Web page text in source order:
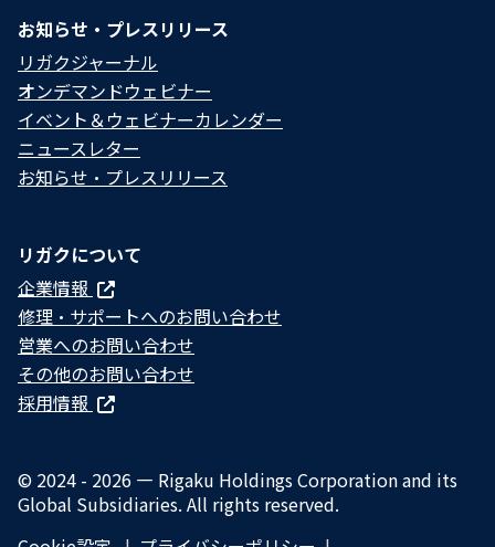
お知らせ・プレスリリース
リガクジャーナル
オンデマンドウェビナー
イベント＆ウェビナーカレンダー
ニュースレター
お知らせ・プレスリリース
リガクについて
企業情報
修理・サポートへのお問い合わせ
営業へのお問い合わせ
その他のお問い合わせ
採用情報
© 2024 - 2026 — Rigaku Holdings Corporation and its
Global Subsidiaries. All rights reserved.